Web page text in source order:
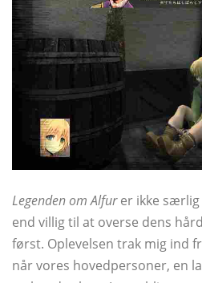
Legenden om Alfurer ikke særlig
end villig til at overse dens
først. Oplevelsen trak mig ind
når vores hovedpersoner, en